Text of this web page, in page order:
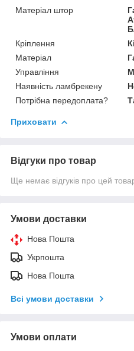
Матеріал штор
Кріплення
Матеріал
Управління
Наявність ламбрекену
Потрібна передоплата?
Приховати
Відгуки про товар
Ще немає відгуків про цей
Умови доставки
Нова Пошта
Укрпошта
Нова Пошта
Всі умови доставки
Умови оплати